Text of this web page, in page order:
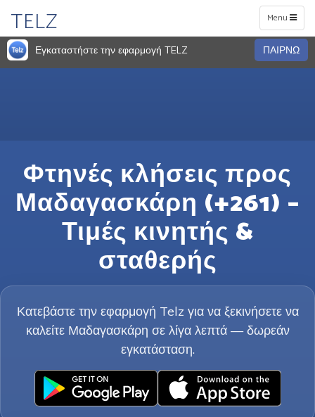
Toggle
navigation
Menu
TELZ
Εγκαταστήστε την εφαρμογή TELZ ΠΑΙΡΝΩ
Φτηνές κλήσεις προς
Μαδαγασκάρη (+261) –
Τιμές κινητής &
σταθερής
Κατεβάστε την εφαρμογή Telz για να ξεκινήσετε να
καλείτε Μαδαγασκάρη σε λίγα λεπτά — δωρεάν
εγκατάσταση.